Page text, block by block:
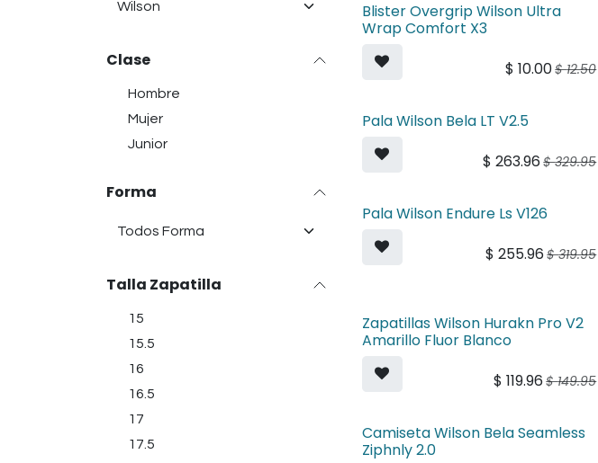
Clase
Hombre
Mujer
Junior
Forma
Talla Zapatilla
15
15.5
16
16.5
17
17.5
Blister Overgrip Wilson Ultra
Wrap Comfort X3
$10.00$12.50
Pala Wilson Bela LT V2.5
$263.96 $329.95
Pala Wilson Endure Ls V126
$255.96 $319.95
Zapatillas Wilson Hurakn Pro V2
Amarillo Fluor Blanco
$119.96 $149.95
Camiseta Wilson Bela Seamless
Ziphnly 2.0